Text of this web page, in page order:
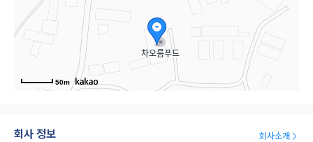
50m
회사 정보 회사소개